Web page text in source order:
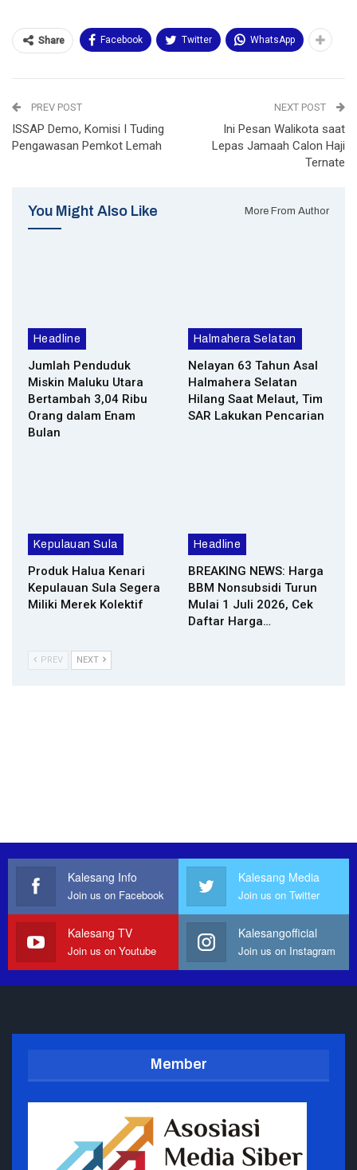
Share Facebook Twitter WhatsApp
PREV POST
ISSAP Demo, Komisi I Tuding
Pengawasan Pemkot Lemah
NEXT POST
Ini Pesan Walikota saat
Lepas Jamaah Calon Haji
Ternate
You Might Also Like More From Author
Headline
Jumlah Penduduk
Miskin Maluku Utara
Bertambah 3,04 Ribu
Orang dalam Enam
Bulan
Halmahera Selatan
Nelayan 63 Tahun Asal
Halmahera Selatan
Hilang Saat Melaut, Tim
SAR Lakukan Pencarian
Kepulauan Sula
Produk Halua Kenari
Kepulauan Sula Segera
Miliki Merek Kolektif
Headline
BREAKING NEWS: Harga
BBM Nonsubsidi Turun
Mulai 1 Juli 2026, Cek
Daftar Harga…
PREV NEXT
Kalesang Info
Join us on Facebook
Kalesang Media
Join us on Twitter
Kalesang TV
Join us on Youtube
Kalesangofficial
Join us on Instagram
Member